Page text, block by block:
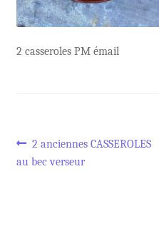
2 casseroles PM émail
Navigation
Article
précédent :
2 anciennes CASSEROLES
au bec verseur